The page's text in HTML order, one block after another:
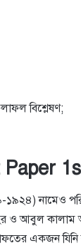
বিশ্লেষণ;
নামেও
আবুল কালাম
একজন